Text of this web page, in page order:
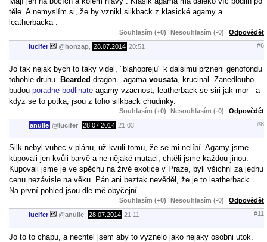
těle. A nemyslím si, že by vznikl silkback z klasické agamy a
leatherbacka .
Souhlasím (+0) Nesouhlasím (-0) Odpovědět
lucifer @ honzap 28.07.2014 20:51 #6
Jo tak nejak bych to taky videl, "blahopreju" k dalsimu przneni genofondu
tohohle druhu.
Bearded dragon - agama vousata , krucinal. Zanedlouho
budou poradne bodlinate agamy vzacnost, leatherback se siri jak mor - a
kdyz se to potka, jsou z toho silkback chudinky.
Souhlasím (+0) Nesouhlasím (-0) Odpovědět
anulle @ lucifer 28.07.2014 21:03 #8
Silk nebyl vůbec v plánu, už kvůli tomu, že se mi nelíbí. Agamy jsme
kupovali jen kvůli barvě a ne nějaké mutaci, chtěli jsme každou jinou.
Kupovali jsme je ve spěchu na živé exotice v Praze, byli všichni za jednu
cenu nezávisle na věku. Pán ani beztak nevěděl, že je to leatherback..
Na první pohled jsou dle mě obyčejní.
Souhlasím (+0) Nesouhlasím (-0) Odpovědět
lucifer @anulle 28.07.2014 21:11 #11
Jo to to chapu, a nechtel jsem aby to vyznelo jako nejaky osobni utok.